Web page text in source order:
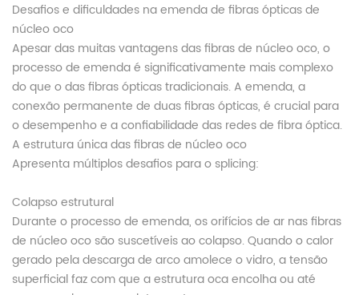
Desafios e dificuldades na emenda de fibras ópticas de
núcleo oco
Apesar das muitas vantagens das fibras de núcleo oco, o
processo de emenda é significativamente mais complexo
do que o das fibras ópticas tradicionais. A emenda, a
conexão permanente de duas fibras ópticas, é crucial para
o desempenho e a confiabilidade das redes de fibra óptica.
A estrutura única das fibras de núcleo oco
Apresenta múltiplos desafios para o splicing:
Colapso estrutural
Durante o processo de emenda, os orifícios de ar nas fibras
de núcleo oco são suscetíveis ao colapso. Quando o calor
gerado pela descarga de arco amolece o vidro, a tensão
superficial faz com que a estrutura oca encolha ou até